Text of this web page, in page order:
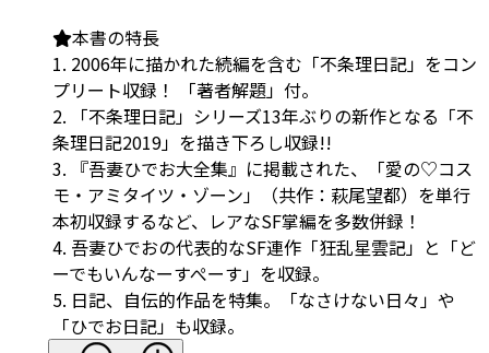
本書の特長
1. 2006年に描かれた続編を含む「不条理日記」をコン
プリート収録！ 「著者解題」付。
2. 「不条理日記」シリーズ13年ぶりの新作となる 「不
条理日記2019」 を描き下ろし収録!!
3. 『吾妻ひでお大全集』に掲載された、「愛の♡コス
モ・アミタイツ・ゾーン」（共作：萩尾望都）を単行
本初収録するなど、レアなSF掌編を多数併録！
4. 吾妻ひでおの代表的なSF連作「狂乱星雲記」と「ど
ーでもいんなーすぺーす」を収録。
5. 日記、自伝的作品を特集。「なさけない日々」や
「ひでお日記」も収録。